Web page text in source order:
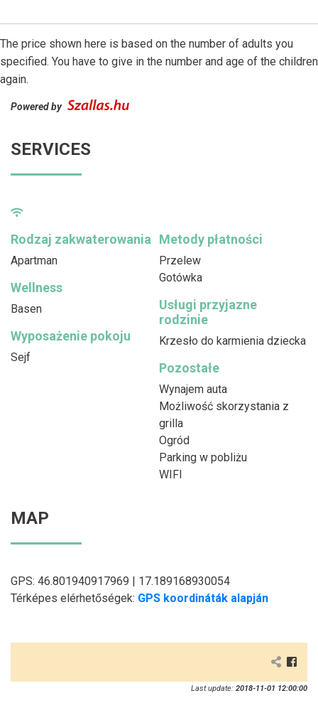
The price shown here is based on the number of adults you
specified. You have to give in the number and age of the children
again.
Powered by
SERVICES
Rodzaj zakwaterowania
Apartman
Metody płatności
Przelew
Gotówka
Wellness
Basen
Usługi przyjazne
rodzinie
Krzesło do karmienia dziecka
Wyposażenie pokoju
Sejf
Pozostałe
Wynajem auta
Możliwość skorzystania z
grilla
Ogród
Parking w pobliżu
WIFI
MAP
GPS: 46.801940917969 | 17.189168930054
Térképes elérhetőségek: GPS koordináták alapján
Last update: 2018-11-01 12:00:00